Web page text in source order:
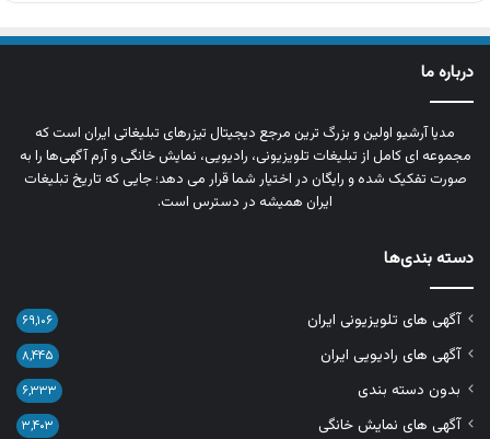
درباره ما
مدیا آرشیو اولین و بزرگ‌ ترین مرجع دیجیتال تیزرهای تبلیغاتی ایران است که
مجموعه‌ ای کامل از تبلیغات تلویزیونی، رادیویی، نمایش خانگی و آرم‌ آگهی‌ها را به‌
صورت تفکیک‌ شده و رایگان در اختیار شما قرار می‌ دهد؛ جایی که تاریخ تبلیغات
ایران همیشه در دسترس است.
دسته بندی‌ها
آگهی های تلویزیونی ایران ۶۹,۱۰۶
آگهی های رادیویی ایران ۸,۴۴۵
بدون دسته بندی ۶,۳۳۳
آگهی های نمایش خانگی ۳,۴۰۳